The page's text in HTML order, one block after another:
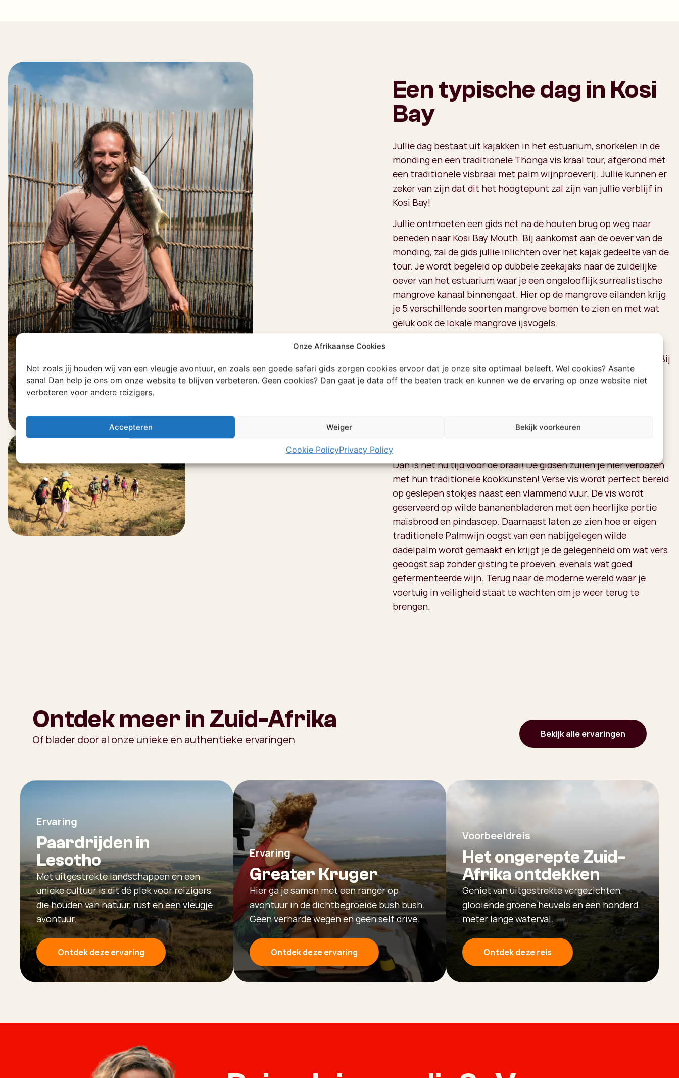
Onze Afrikaanse Cookies
Net zoals jij houden wij van een vleugje avontuur, en zoals een goede safari gids zorgen cookies ervoor dat je onze site optimaal beleeft. Wel cookies? Asante
sana! Dan help je ons om onze website te blijven verbeteren. Geen cookies? Dan gaat je data off the beaten track en kunnen we de ervaring op onze website niet
verbeteren voor andere reizigers.
Accepteren Weiger Bekijk voorkeuren
Cookie PolicyPrivacy Policy
Een typische dag in Kosi
Bay
Jullie dag bestaat uit kajakken in het estuarium, snorkelen in de
monding en een traditionele Thonga vis kraal tour, afgerond met
een traditionele visbraai met palm wijnproeverij. Jullie kunnen er
zeker van zijn dat dit het hoogtepunt zal zijn van jullie verblijf in
Kosi Bay!
Jullie ontmoeten een gids net na de houten brug op weg naar
beneden naar Kosi Bay Mouth. Bij aankomst aan de oever van de
monding, zal de gids jullie inlichten over het kajak gedeelte van de
tour. Je wordt begeleid op dubbele zeekajaks naar de zuidelijke
oever van het estuarium waar je een ongelooflijk surrealistische
mangrove kanaal binnengaat. Hier op de mangrove eilanden krijg
je 5 verschillende soorten mangrove bomen te zien en met wat
geluk ook de lokale mangrove ijsvogels.
Mouth wordt om zeer goede redenen "het aquarium" genoemd. Bij
opkomend tij, wanneer kristalhelder water vanuit de warme
Indische Oceaan de monding binnenstroomt, is het zicht
niet gevist mag worden, waardoor het kalme heldere water
Dan is het nu tijd voor de braai! De gidsen zullen je hier verbazen
met hun traditionele kookkunsten! Verse vis wordt perfect bereid
op geslepen stokjes naast een vlammend vuur. De vis wordt
geserveerd op wilde bananenbladeren met een heerlijke portie
maïsbrood en pindasoep. Daarnaast laten ze zien hoe er eigen
traditionele Palmwijn oogst van een nabijgelegen wilde
dadelpalm wordt gemaakt en krijgt je de gelegenheid om wat vers
geoogst sap zonder gisting te proeven, evenals wat goed
gefermenteerde wijn. Terug naar de moderne wereld waar je
voertuig in veiligheid staat te wachten om je weer terug te
brengen.
Ontdek meer in Zuid-Afrika
Of blader door al onze unieke en authentieke ervaringen Bekijk alle ervaringen
Ervaring
Paardrijden in
Lesotho
Met uitgestrekte landschappen en een
unieke cultuur is dit dé plek voor reizigers
die houden van natuur, rust en een vleugje
avontuur.
Ontdek deze ervaring
Ervaring
Greater Kruger
Hier ga je samen met een ranger op
avontuur in de dichtbegroeide bush bush.
Geen verharde wegen en geen self drive.
Ontdek deze ervaring
Voorbeeldreis
Het ongerepte Zuid-
Afrika ontdekken
Geniet van uitgestrekte vergezichten,
glooiende groene heuvels en een honderd
meter lange waterval.
Ontdek deze reis